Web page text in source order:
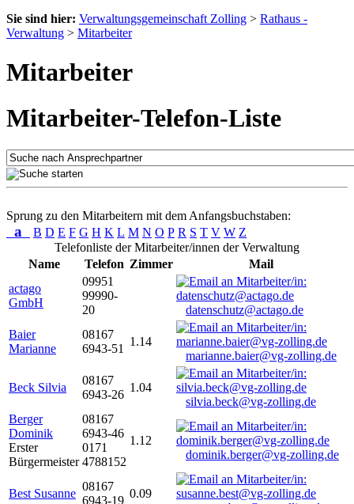
Sie sind hier: Verwaltungsgemeinschaft Zolling > Rathaus -
Verwaltung > Mitarbeiter
Mitarbeiter
Mitarbeiter-Telefon-Liste
Sprung zu den Mitarbeitern mit dem Anfangsbuchstaben:
a B D E F G H K L M N O P R S T V W Z
Telefonliste der Mitarbeiter/innen der Verwaltung
Name
Telefon Zimmer
Mail
actago
GmbH
09951
99990-
20
datenschutz@actago.de
Baier
Marianne
08167
6943-51
1.14
marianne.baier@vg-zolling.de
Beck Silvia
08167
6943-26
1.04
silvia.beck@vg-zolling.de
Berger
Dominik
Erster
Bürgermeister
08167
6943-46
0171
4788152
1.12
dominik.berger@vg-zolling.de
Best Susanne
08167
6943-19
0.09